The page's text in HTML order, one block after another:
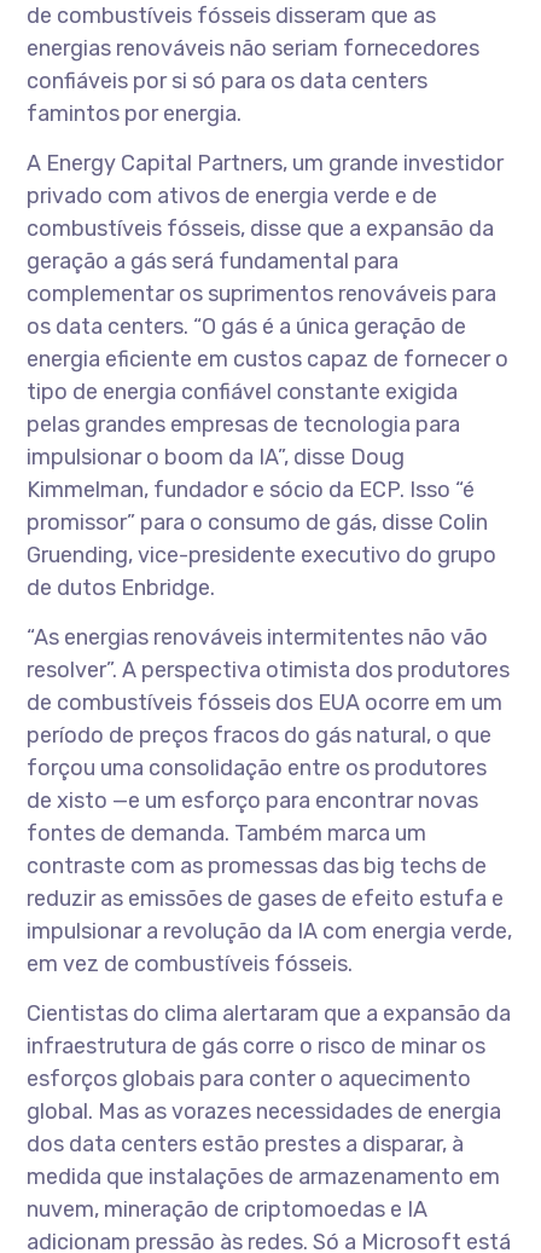
de combustíveis fósseis disseram que as
energias renováveis não seriam fornecedores
confiáveis por si só para os data centers
famintos por energia.
A Energy Capital Partners, um grande investidor
privado com ativos de energia verde e de
combustíveis fósseis, disse que a expansão da
geração a gás será fundamental para
complementar os suprimentos renováveis para
os data centers. “O gás é a única geração de
energia eficiente em custos capaz de fornecer o
tipo de energia confiável constante exigida
pelas grandes empresas de tecnologia para
impulsionar o boom da IA”, disse Doug
Kimmelman, fundador e sócio da ECP. Isso “é
promissor” para o consumo de gás, disse Colin
Gruending, vice-presidente executivo do grupo
de dutos Enbridge.
“As energias renováveis intermitentes não vão
resolver”. A perspectiva otimista dos produtores
de combustíveis fósseis dos EUA ocorre em um
período de preços fracos do gás natural, o que
forçou uma consolidação entre os produtores
de xisto —e um esforço para encontrar novas
fontes de demanda. Também marca um
contraste com as promessas das big techs de
reduzir as emissões de gases de efeito estufa e
impulsionar a revolução da IA com energia verde,
em vez de combustíveis fósseis.
Cientistas do clima alertaram que a expansão da
infraestrutura de gás corre o risco de minar os
esforços globais para conter o aquecimento
global. Mas as vorazes necessidades de energia
dos data centers estão prestes a disparar, à
medida que instalações de armazenamento em
nuvem, mineração de criptomoedas e IA
adicionam pressão às redes. Só a Microsoft está